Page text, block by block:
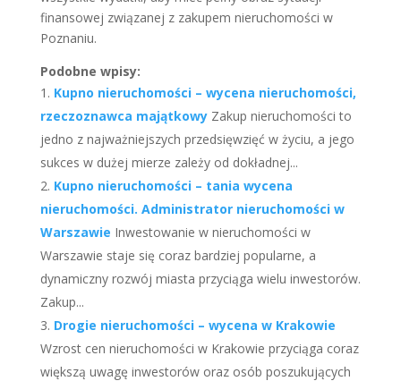
finansowej związanej z zakupem nieruchomości w
Poznaniu.
Podobne wpisy:
Kupno nieruchomości – wycena nieruchomości,
rzeczoznawca majątkowy Zakup nieruchomości to
jedno z najważniejszych przedsięwzięć w życiu, a jego
sukces w dużej mierze zależy od dokładnej...
Kupno nieruchomości – tania wycena
nieruchomości. Administrator nieruchomości w
Warszawie Inwestowanie w nieruchomości w
Warszawie staje się coraz bardziej popularne, a
dynamiczny rozwój miasta przyciąga wielu inwestorów.
Zakup...
Drogie nieruchomości – wycena w Krakowie
Wzrost cen nieruchomości w Krakowie przyciąga coraz
większą uwagę inwestorów oraz osób poszukujących